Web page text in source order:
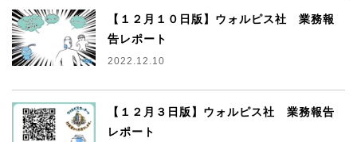
【１２月１０日版】ウォルピス社 業務報
告レポート
2022.12.10
【１２月３日版】ウォルピス社 業務報告
レポート